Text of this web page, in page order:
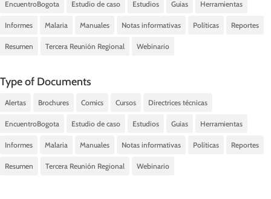
EncuentroBogota Estudio de caso Estudios Guias Herramientas
Informes Malaria Manuales Notas informativas Políticas Reportes
Resumen Tercera Reunión Regional Webinario
Type of Documents
Alertas Brochures Comics Cursos Directrices técnicas
EncuentroBogota Estudio de caso Estudios Guias Herramientas
Informes Malaria Manuales Notas informativas Políticas Reportes
Resumen Tercera Reunión Regional Webinario